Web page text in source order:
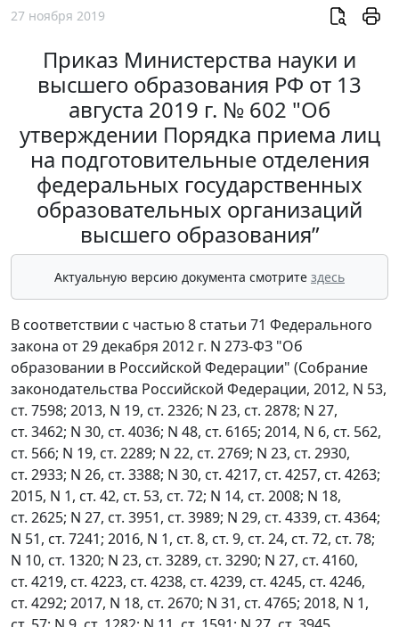
27 ноября 2019
Приказ Министерства науки и
высшего образования РФ от 13
августа 2019 г. № 602 "Об
утверждении Порядка приема лиц
на подготовительные отделения
федеральных государственных
образовательных организаций
высшего образования”
Актуальную версию документа смотрите здесь
В соответствии с частью 8 статьи 71 Федерального
закона от 29 декабря 2012 г. N 273-ФЗ "Об
образовании в Российской Федерации" (Собрание
законодательства Российской Федерации, 2012, N 53,
ст. 7598; 2013, N 19, ст. 2326; N 23, ст. 2878; N 27,
ст. 3462; N 30, ст. 4036; N 48, ст. 6165; 2014, N 6, ст. 562,
ст. 566; N 19, ст. 2289; N 22, ст. 2769; N 23, ст. 2930,
ст. 2933; N 26, ст. 3388; N 30, ст. 4217, ст. 4257, ст. 4263;
2015, N 1, ст. 42, ст. 53, ст. 72; N 14, ст. 2008; N 18,
ст. 2625; N 27, ст. 3951, ст. 3989; N 29, ст. 4339, ст. 4364;
N 51, ст. 7241; 2016, N 1, ст. 8, ст. 9, ст. 24, ст. 72, ст. 78;
N 10, ст. 1320; N 23, ст. 3289, ст. 3290; N 27, ст. 4160,
ст. 4219, ст. 4223, ст. 4238, ст. 4239, ст. 4245, ст. 4246,
ст. 4292; 2017, N 18, ст. 2670; N 31, ст. 4765; 2018, N 1,